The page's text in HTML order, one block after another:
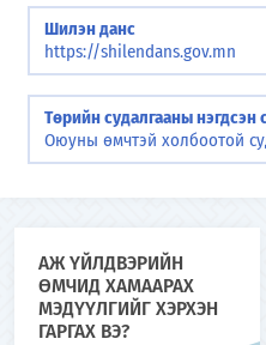
Шилэн данс
https://shilendans.gov.mn
Төрийн судалгааны нэгдсэн
Оюуны өмчтэй холбоотой
АЖ ҮЙЛДВЭРИЙН
ӨМЧИД ХАМААРАХ
МЭДҮҮЛГИЙГ ХЭРХЭН
ГАРГАХ ВЭ?